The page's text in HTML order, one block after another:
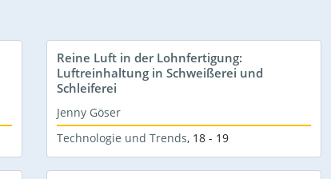
Reine Luft in der Lohnfertigung:
Luftreinhaltung in Schweißerei und
Schleiferei
Jenny Göser
Technologie und Trends, 18 - 19